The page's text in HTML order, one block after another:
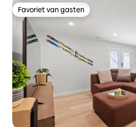
Favoriet van gasten
Favoriet van gasten